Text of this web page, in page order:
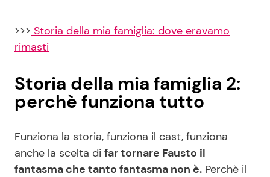
>>> Storia della mia famiglia: dove eravamo
rimasti
Storia della mia famiglia 2:
perchè funziona tutto
Funziona la storia, funziona il cast, funziona
anche la scelta di far tornare Fausto il
fantasma che tanto fantasma non è. Perchè il